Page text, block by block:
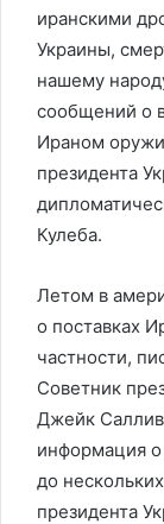
иранскими
Украины,
нашему
сообщений о
Ираном
президента
Кулеба.
Летом в
о поставках
частности,
Советник
Джейк
информация о
до
президента